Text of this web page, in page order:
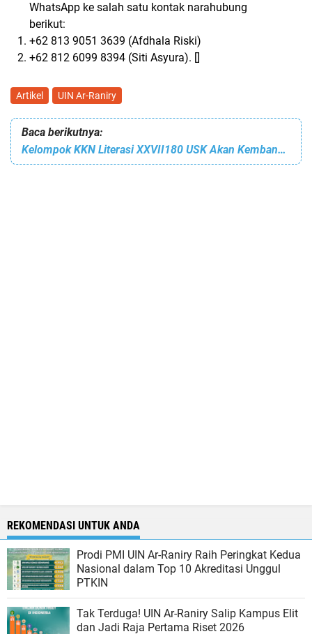
WhatsApp ke salah satu kontak narahubung
berikut:
+62 813 9051 3639 (Afdhala Riski)
+62 812 6099 8394 (Siti Asyura). []
Artikel UIN Ar-Raniry
Baca berikutnya:
Kelompok KKN Literasi XXVII180 USK Akan Kembangkan Perpustakaan Gampong Rabo
REKOMENDASI UNTUK ANDA
Prodi PMI UIN Ar-Raniry Raih Peringkat Kedua
Nasional dalam Top 10 Akreditasi Unggul
PTKIN
Tak Terduga! UIN Ar-Raniry Salip Kampus Elit
dan Jadi Raja Pertama Riset 2026